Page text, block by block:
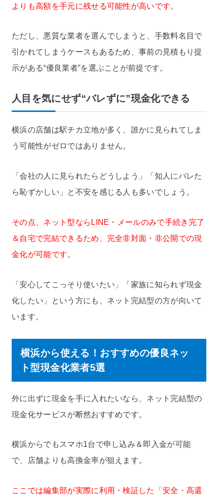
よりも高額を手元に残せる可能性が高いです。
ただし、悪質な業者を選んでしまうと、手数料名目で
引かれてしまうケースもあるため、事前の見積もり提
示がある“優良業者”を選ぶことが前提です。
人目を気にせず“バレずに”現金化できる
横浜の店舗は駅チカ立地が多く、誰かに見られてしま
う可能性がゼロではありません。
「会社の人に見られたらどうしよう」「知人にバレた
ら恥ずかしい」と不安を感じる人も多いでしょう。
その点、ネット型ならLINE・メールのみで手続き完了
＆自宅で完結できるため、完全非対面・非公開での現
金化が可能です。
「安心してこっそり使いたい」「家族に知られず現金
化したい」という方にも、ネット完結型の方が向いて
います。
横浜から使える！おすすめの優良ネッ
ト型現金化業者5選
外に出ずに現金を手に入れたいなら、ネット完結型の
現金化サービスが断然おすすめです。
横浜からでもスマホ1台で申し込み＆即入金が可能
で、店舗よりも高換金率が狙えます。
ここでは編集部が実際に利用・検証した「安全・高還